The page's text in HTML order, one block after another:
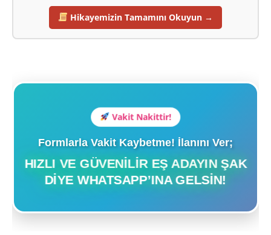
Hikayemizin Tamamını Okuyun →
Vakit Nakittir!
Formlarla Vakit Kaybetme! İlanını Ver;
HIZLI VE GÜVENILIR EŞ ADAYIN ŞAK
DIYE WHATSAPP’INA GELSIN!